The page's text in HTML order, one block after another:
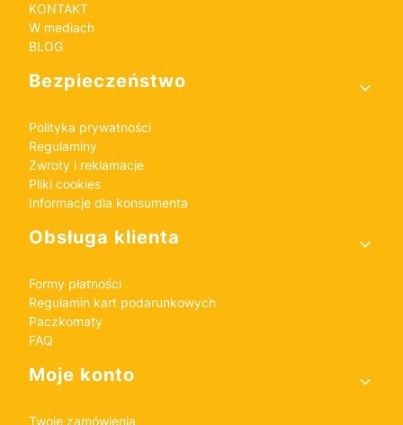
KONTAKT
W mediach
BLOG
Bezpieczeństwo
Polityka prywatności
Regulaminy
Zwroty i reklamacje
Pliki cookies
Informacje dla konsumenta
Obsługa klienta
Formy płatności
Regulamin kart podarunkowych
Paczkomaty
FAQ
Moje konto
Twoje zamówienia